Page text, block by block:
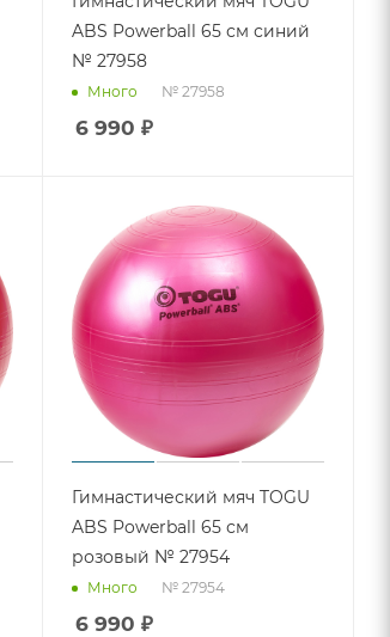
ABS Powerball 65 см синий
№ 27958
Много № 27958
6 990 ₽
Гимнастический мяч TOGU
ABS Powerball 65 см
розовый № 27954
Много № 27954
6 990 ₽